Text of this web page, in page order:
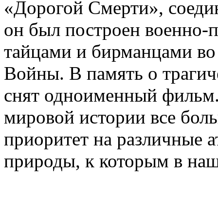
«Дорогой Смерти»,
он был построен
тайцами и бирманцами
Войны. В память о
снят одноименный
мировой истории все
приоритет на различные
природы, к которым в